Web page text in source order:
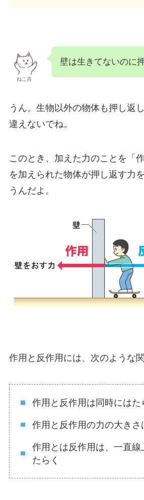
ねこ吉
壁は生きてないのに
うん。生物以外の物体も押し返
違えないでね。
このとき、加えた力のことを「
を加えられた物体が押し返す力
うんだよ。
作用と反作用には、次のような
作用と反作用は同時にはた
作用と反作用の力の大きさ
作用とは反作用は、一直線
たらく